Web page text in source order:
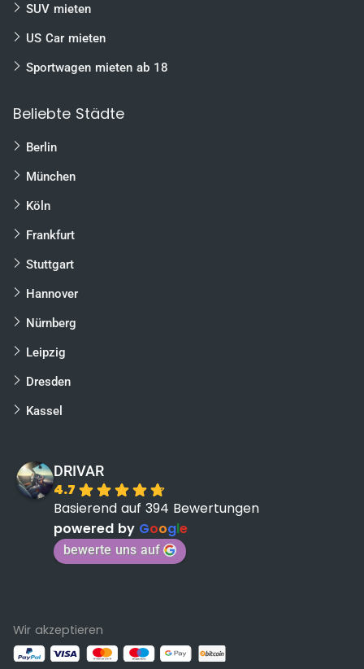
SUV mieten
US Car mieten
Sportwagen mieten ab 18
Beliebte Städte
Berlin
München
Köln
Frankfurt
Stuttgart
Hannover
Nürnberg
Leipzig
Dresden
Kassel
DRIVAR
4.7
Basierend auf 394 Bewertungen
powered by Google
bewerte uns auf
Wir akzeptieren